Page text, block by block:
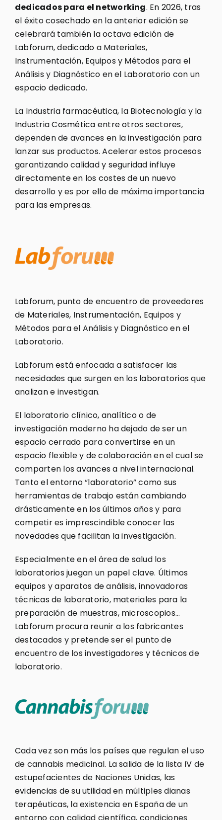
dedicados para el networking. En 2026, tras
el éxito cosechado en la anterior edición se
celebrará también la octava edición de
Labforum, dedicado a Materiales,
Instrumentación, Equipos y Métodos para el
Análisis y Diagnóstico en el Laboratorio con un
espacio dedicado.
La Industria farmacéutica, la Biotecnología y la
Industria Cosmética entre otros sectores,
dependen de avances en la investigación para
lanzar sus productos. Acelerar estos procesos
garantizando calidad y seguridad influye
directamente en los costes de un nuevo
desarrollo y es por ello de máxima importancia
para las empresas.
Labforum, punto de encuentro de proveedores
de Materiales, Instrumentación, Equipos y
Métodos para el Análisis y Diagnóstico en el
Laboratorio.
Labforum está enfocada a satisfacer las
necesidades que surgen en los laboratorios que
analizan e investigan.
El laboratorio clínico, analítico o de
investigación moderno ha dejado de ser un
espacio cerrado para convertirse en un
espacio flexible y de colaboración en el cual se
comparten los avances a nivel internacional.
Tanto el entorno “laboratorio” como sus
herramientas de trabajo están cambiando
drásticamente en los últimos años y para
competir es imprescindible conocer las
novedades que facilitan la investigación.
Especialmente en el área de salud los
laboratorios juegan un papel clave. Últimos
equipos y aparatos de análisis, innovadoras
técnicas de laboratorio, materiales para la
preparación de muestras, microscopios…
Labforum procura reunir a los fabricantes
destacados y pretende ser el punto de
encuentro de los investigadores y técnicos de
laboratorio.
Cada vez son más los países que regulan el uso
de cannabis medicinal. La salida de la lista IV de
estupefacientes de Naciones Unidas, las
evidencias de su utilidad en múltiples dianas
terapéuticas, la existencia en España de un